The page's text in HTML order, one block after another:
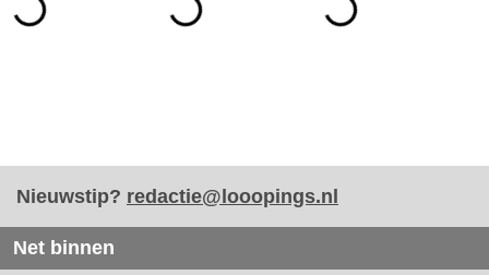
Nieuwstip? redactie@looopings.nl
Net binnen